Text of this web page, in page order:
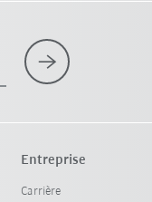
Entreprise
Carrière